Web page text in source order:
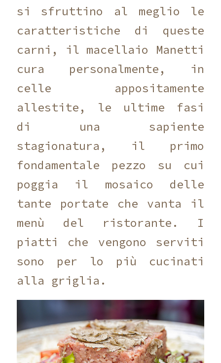
si sfruttino al meglio le
caratteristiche di queste
carni, il macellaio Manetti
cura personalmente, in
celle appositamente
allestite, le ultime fasi
di una sapiente
stagionatura, il primo
fondamentale pezzo su cui
poggia il mosaico delle
tante portate che vanta il
menù del ristorante. I
piatti che vengono serviti
sono per lo più cucinati
alla griglia.